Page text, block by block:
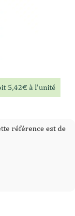
5,42€à l'unité
référence est de